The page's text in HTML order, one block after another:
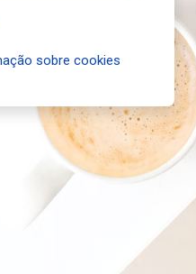
sobre cookies